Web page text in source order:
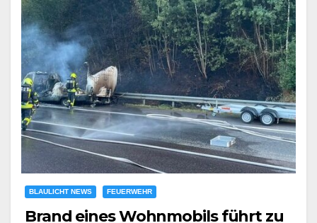
BLAULICHT NEWS FEUERWEHR
Brand eines Wohnmobils führt zu